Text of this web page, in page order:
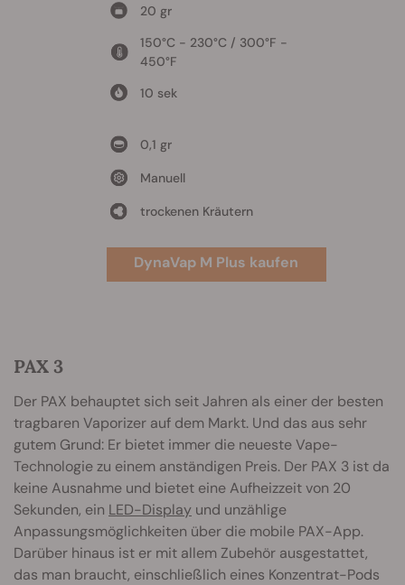
20 gr
150°C - 230°C / 300°F -
450°F
10 sek
0,1 gr
Manuell
trockenen Kräutern
DynaVap M Plus kaufen
PAX 3
Der PAX behauptet sich seit Jahren als einer der besten
tragbaren Vaporizer auf dem Markt. Und das aus sehr
gutem Grund: Er bietet immer die neueste Vape-
Technologie zu einem anständigen Preis. Der PAX 3 ist da
keine Ausnahme und bietet eine Aufheizzeit von 20
Sekunden, ein LED-Display und unzählige
Anpassungsmöglichkeiten über die mobile PAX-App.
Darüber hinaus ist er mit allem Zubehör ausgestattet,
das man braucht, einschließlich eines Konzentrat-Pods